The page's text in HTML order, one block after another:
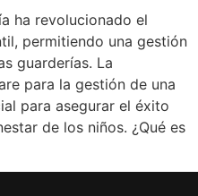
ha revolucionado el
permitiendo una gestión
guarderías. La
para la gestión de una
para asegurar el éxito
de los niños. ¿Qué es